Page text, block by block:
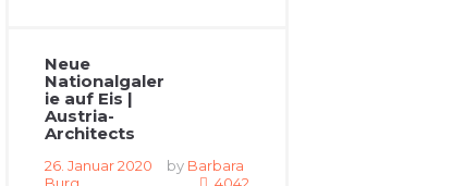
Neue
Nationalgaler
ie auf Eis |
Austria-
Architects
26. Januar 2020 by Barbara